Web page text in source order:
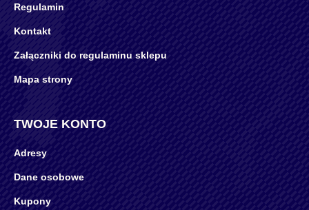
Regulamin
Kontakt
Załączniki do regulaminu sklepu
Mapa strony
TWOJE KONTO
Adresy
Dane osobowe
Kupony